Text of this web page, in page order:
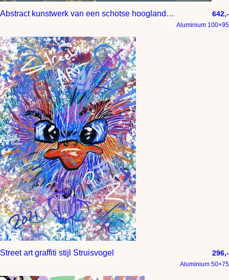
Abstract kunstwerk van een schotse hooglander in graffiti stijl 642,-
Aluminium 100×95
Street art graffiti stijl Struisvogel 296,-
Aluminium 50×75